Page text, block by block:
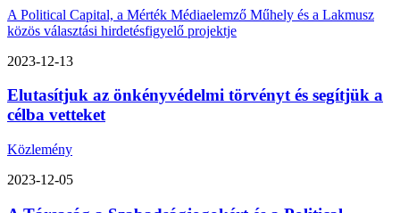
A Political Capital, a Mérték Médiaelemző Műhely és a Lakmusz
közös választási hirdetésfigyelő projektje
2023-12-13
Elutasítjuk az önkényvédelmi törvényt és segítjük a
célba vetteket
Közlemény
2023-12-05